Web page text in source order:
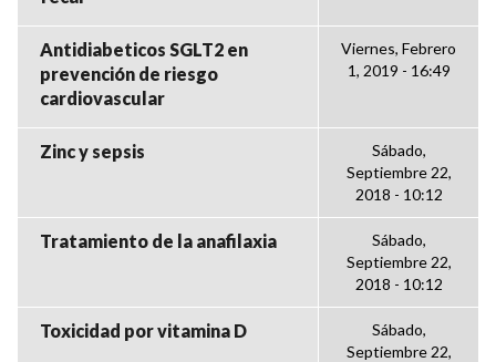
Antidiabeticos SGLT2 en
prevención de riesgo
cardiovascular
Viernes, Febrero
1, 2019 - 16:49
Zinc y sepsis
Sábado,
Septiembre 22,
2018 - 10:12
Tratamiento de la anafilaxia
Sábado,
Septiembre 22,
2018 - 10:12
Toxicidad por vitamina D
Sábado,
Septiembre 22,